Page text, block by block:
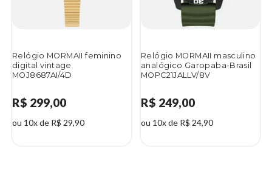
Relógio MORMAII feminino
digital vintage
MOJ8687AI/4D
R$ 299,00
ou 10x de R$ 29,90
Relógio MORMAII masculino
analógico Garopaba-Brasil
MOPC21JALLV/8V
R$ 249,00
ou 10x de R$ 24,90